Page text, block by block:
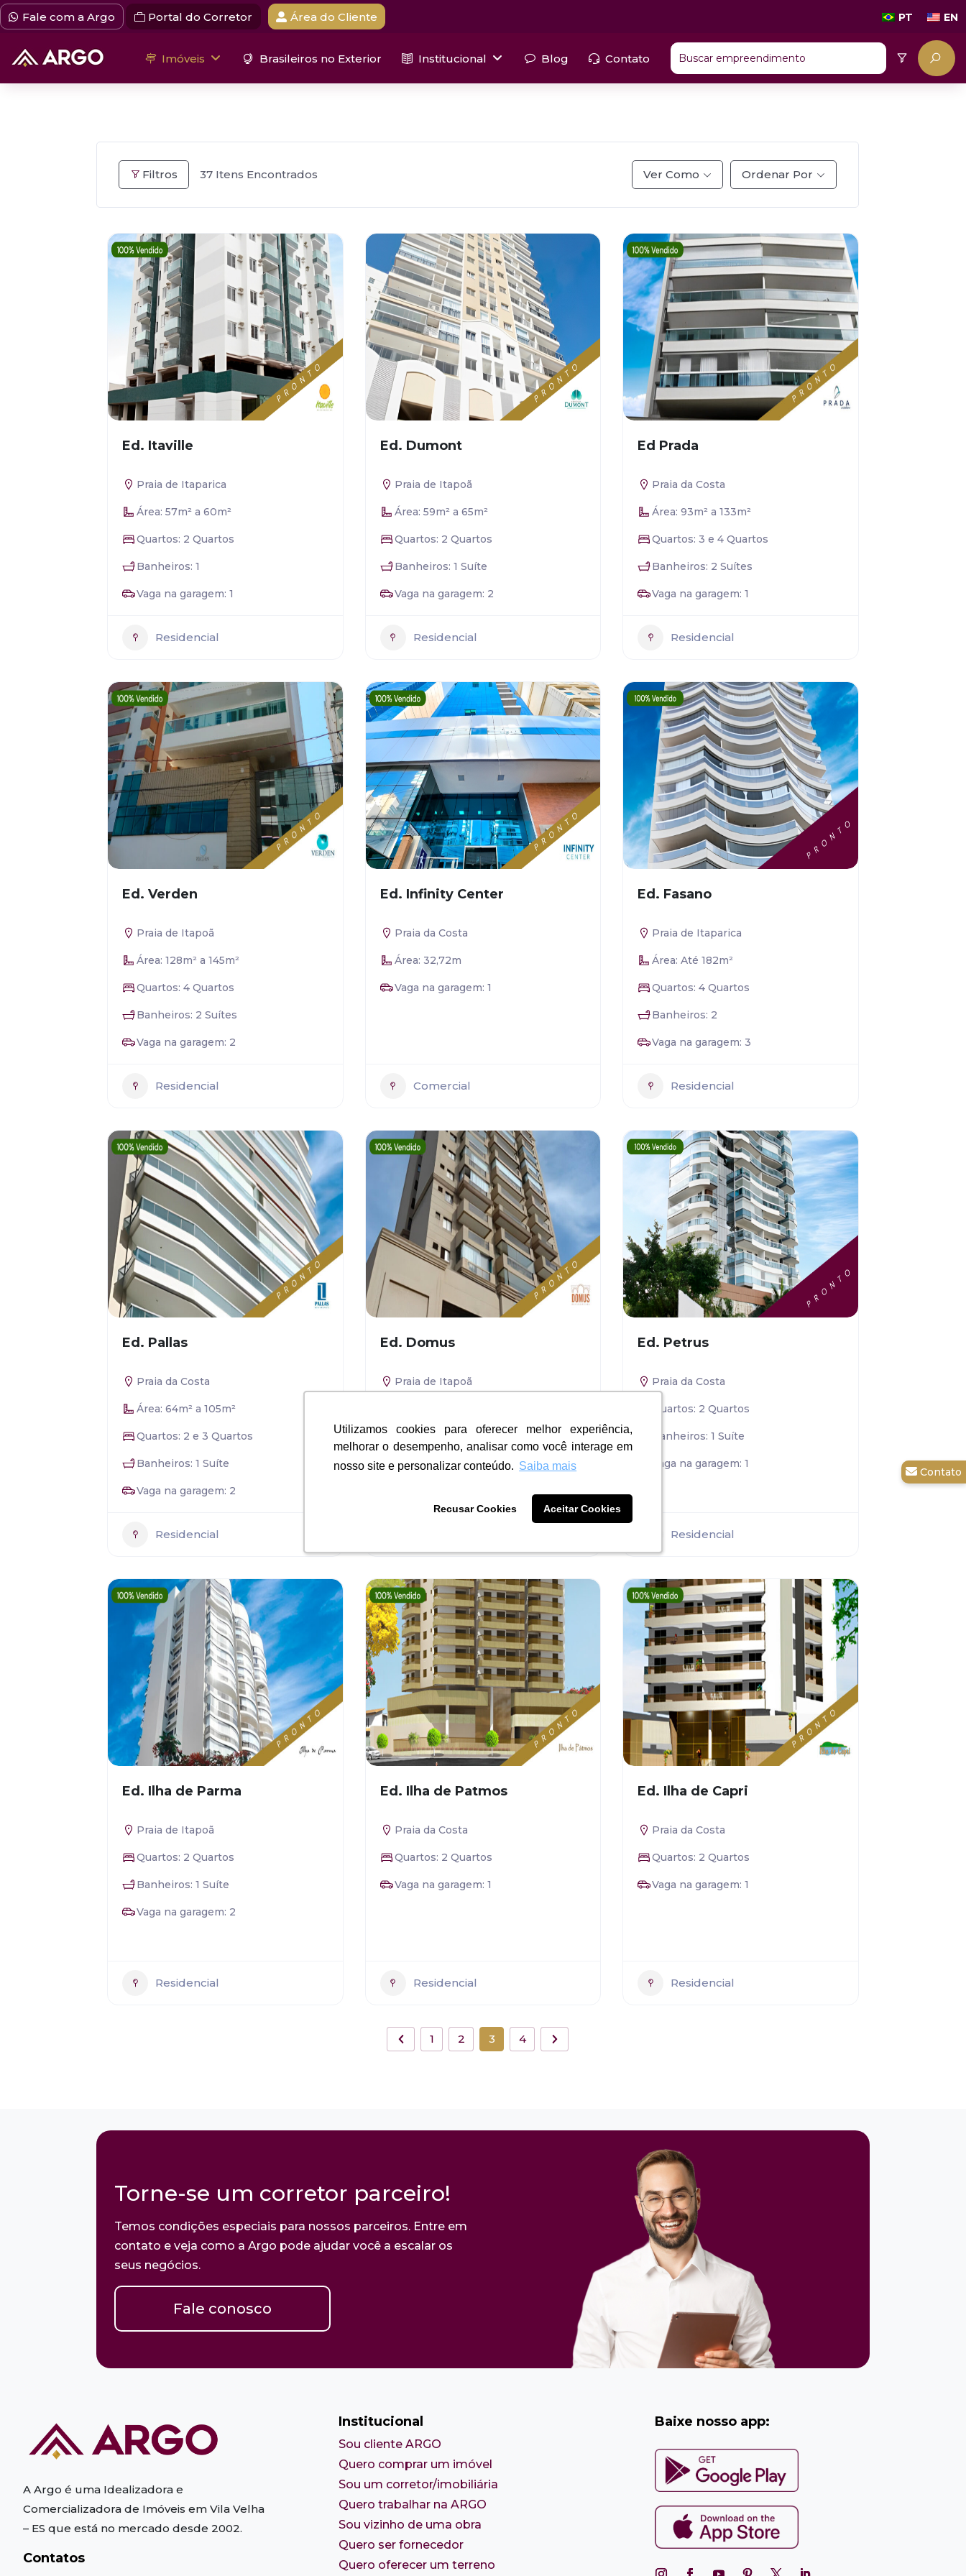
Utilizamos cookies para oferecer melhor experiência,
melhorar o desempenho, analisar como você interage em
nosso site e personalizar conteúdo. Saiba mais
Recusar Cookies Aceitar Cookies
Utilizamos cookies para oferecer melhor experiência,
melhorar o desempenho, analisar como você interage em
nosso site e personalizar conteúdo. Saiba mais
Recusar Cookies Aceitar Cookies
Fale com a Argo Portal do Corretor Área do Cliente PT EN
Imóveis Brasileiros no Exterior Institucional Blog Contato
Filtros 37 Itens Encontrados Ver Como Ordenar Por
Ed. Itaville
Praia de Itaparica
Área: 57m² a 60m²
Quartos: 2 Quartos
Banheiros: 1
Vaga na garagem: 1
Residencial
Ed. Dumont
Praia de Itapoã
Área: 59m² a 65m²
Quartos: 2 Quartos
Banheiros: 1 Suíte
Vaga na garagem: 2
Residencial
Ed Prada
Praia da Costa
Área: 93m² a 133m²
Quartos: 3 e 4 Quartos
Banheiros: 2 Suítes
Vaga na garagem: 1
Residencial
Ed. Verden
Praia de Itapoã
Área: 128m² a 145m²
Quartos: 4 Quartos
Banheiros: 2 Suítes
Vaga na garagem: 2
Residencial
Ed. Infinity Center
Praia da Costa
Área: 32,72m
Vaga na garagem: 1
Comercial
Ed. Fasano
Praia de Itaparica
Área: Até 182m²
Quartos: 4 Quartos
Banheiros: 2
Vaga na garagem: 3
Residencial
Ed. Pallas
Praia da Costa
Área: 64m² a 105m²
Quartos: 2 e 3 Quartos
Banheiros: 1 Suíte
Vaga na garagem: 2
Residencial
Ed. Domus
Praia de Itapoã
Banheiros: 1 Suíte
Vaga na garagem: 2
Ed. Petrus
Praia da Costa
Quartos: 2 Quartos
Banheiros: 1 Suíte
Vaga na garagem: 1
Residencial
Ed. Ilha de Parma
Praia de Itapoã
Quartos: 2 Quartos
Banheiros: 1 Suíte
Vaga na garagem: 2
Residencial
Ed. Ilha de Patmos
Praia da Costa
Quartos: 2 Quartos
Vaga na garagem: 1
Residencial
Ed. Ilha de Capri
Praia da Costa
Quartos: 2 Quartos
Vaga na garagem: 1
Residencial
1 2 3 4
Torne-se um corretor parceiro!
Temos condições especiais para nossos parceiros. Entre em
contato e veja como a Argo pode ajudar você a escalar os
seus negócios.
Fale conosco
A Argo é uma Idealizadora e
Comercializadora de Imóveis em Vila Velha
– ES que está no mercado desde 2002.
Contatos
Institucional
Sou cliente ARGO
Quero comprar um imóvel
Sou um corretor/imobiliária
Quero trabalhar na ARGO
Sou vizinho de uma obra
Quero ser fornecedor
Quero oferecer um terreno
Baixe nosso app: